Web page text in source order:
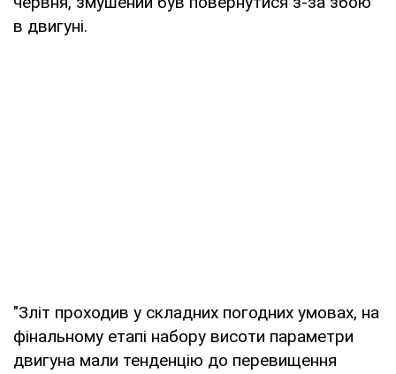
в двигуні.
"Зліт проходив у складних погодних умовах, на
фінальному етапі набору висоти параметри
двигуна мали тенденцію до перевищення